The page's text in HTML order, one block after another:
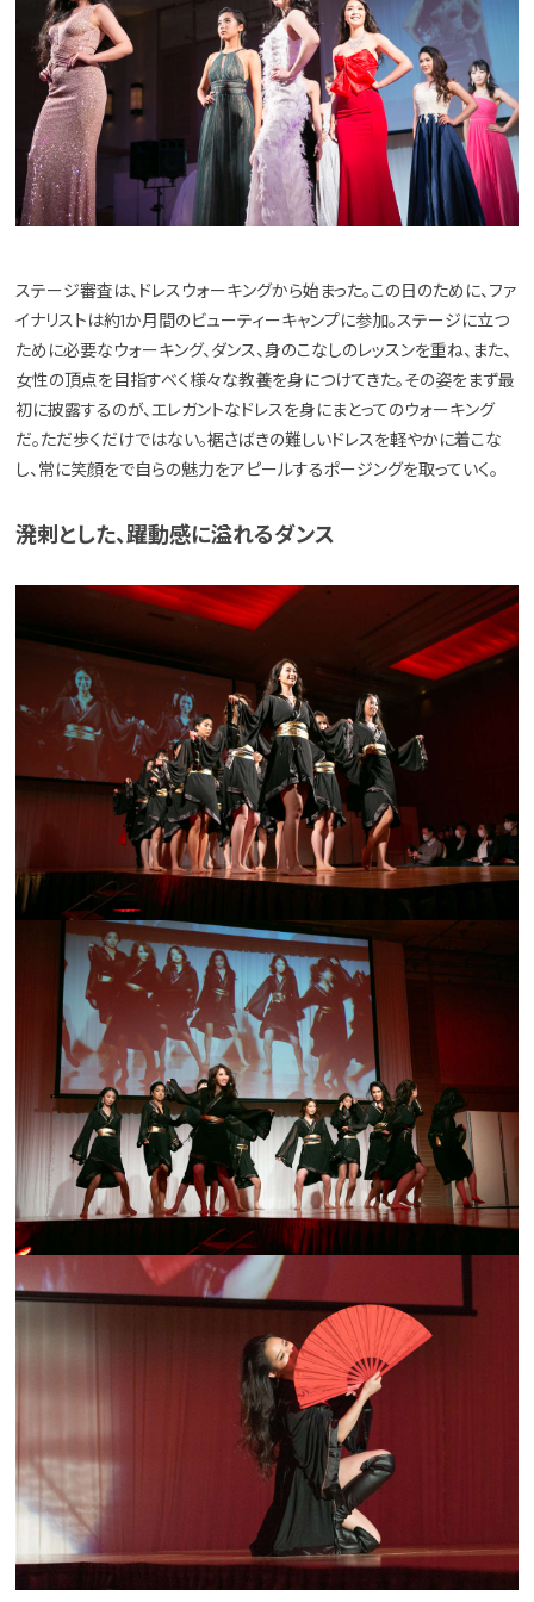
ステージ審査は、ドレスウォーキングから始まった。この日のために、ファ
イナリストは約1か月間のビューティーキャンプに参加。ステージに立つ
ために必要なウォーキング、ダンス、身のこなしのレッスンを重ね、また、
女性の頂点を目指すべく様々な教養を身につけてきた。その姿をまず最
初に披露するのが、エレガントなドレスを身にまとってのウォーキング
だ。ただ歩くだけではない。裾さばきの難しいドレスを軽やかに着こな
し、常に笑顔をで自らの魅力をアピールするポージングを取っていく。
溌剌とした、躍動感に溢れるダンス